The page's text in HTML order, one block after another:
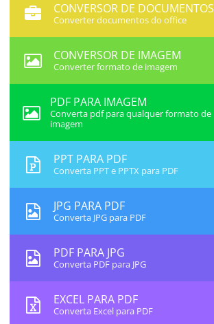
CONVERSOR DE DOCUMENTOS
Converter documentos do office
CONVERSOR DE IMAGEM
Converter formato de imagem
PDF PARA IMAGEM
Converta pdf para qualquer formato de
imagem
PPT PARA PDF
Converta PPT e PPTX para PDF
JPG PARA PDF
Converta JPG para PDF
PDF PARA JPG
Converta PDF para JPG
EXCEL PARA PDF
Converta Excel para PDF